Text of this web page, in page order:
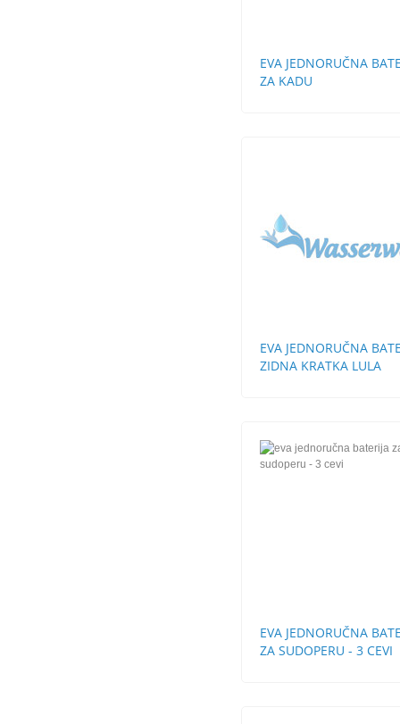
EVA JEDNORUČNA
ZA KADU
EVA JEDNORUČNA
ZIDNA KRATKA LULA
EVA JEDNORUČNA
ZA SUDOPERU - 3 CEVI